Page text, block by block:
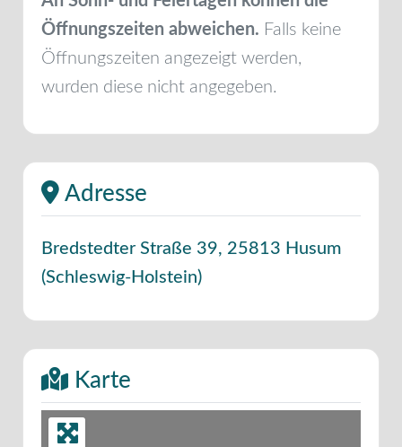
Öffnungszeiten abweichen. Falls keine
Öffnungszeiten angezeigt werden,
wurden diese nicht angegeben.
Adresse
Bredstedter Straße 39, 25813 Husum
(Schleswig-Holstein)
Karte